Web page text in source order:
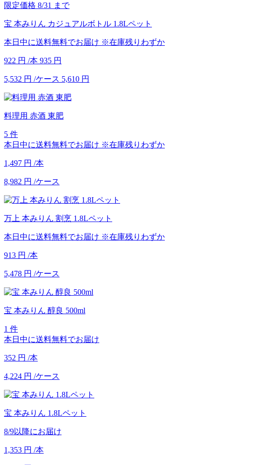
限定価格 8/31 まで
宝 本みりん カジュアルボトル 1.8Lペット
本日中に送料無料でお届け ※在庫残りわずか
922 円 /本 935 円
5,532 円 /ケース 5,610 円
料理用 赤酒 東肥
5 件
本日中に送料無料でお届け ※在庫残りわずか
1,497 円 /本
8,982 円 /ケース
万上 本みりん 割烹 1.8Lペット
本日中に送料無料でお届け ※在庫残りわずか
913 円 /本
5,478 円 /ケース
宝 本みりん 醇良 500ml
1 件
本日中に送料無料でお届け
352 円 /本
4,224 円 /ケース
宝 本みりん 1.8Lペット
8/9以降にお届け
1,353 円 /本